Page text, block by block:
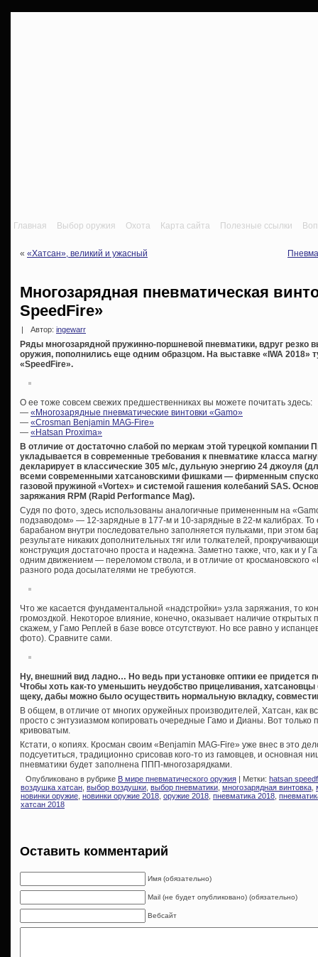
Главная Выбор оружия Охота Карта сайта Полезные ссылки
« «Хатсан», великий и ужасный
Многозарядная пневматическая
SpeedFire»
| Автор: ingewarr
Ряды многозарядной пружинно-поршневой пневматики, вдруг резко
оружия, пополнились еще одним образцом. На выставке «IWA 2018»
«SpeedFire».
О ее тоже совсем свежих предшественниках вы можете почитать здесь:
— «Многозарядные пневматические винтовки «Gamo»
— «Crosman Benjamin MAG-Fire»
— «Hatsan Proxima»
В отличие от достаточно слабой по меркам этой турецкой компании
укладывается в современные требования к пневматике класса
декларирует в классические 305 м/с, дульную энергию 24 джоуля
всеми современными хатсановскими фишками — фирменным
газовой пружиной «Vortex» и системой гашения колебаний SAS.
заряжания RPM (Rapid Performance Mag).
Судя по фото, здесь использованы аналогичные примененным на
подзаводом» — 12-зарядные в 177-м и 10-зарядные в 22-м калибрах. То
барабаном внутри последовательно заполняется пульками, при этом
результате никаких дополнительных тяг или толкателей,
конструкция достаточно проста и надежна. Заметно также, что, как и у
одним движением — переломом ствола, и в отличие от кросмановского
разного рода досылателями не требуются.
Что же касается фундаментальной «надстройки» узла заряжания, то
громоздкой. Некоторое влияние, конечно, оказывает наличие
скажем, у Гамо Реплей в базе вовсе отсутствуют. Но все равно у
фото). Сравните сами.
Ну, внешний вид ладно… Но ведь при установке оптики ее придется
Чтобы хоть как-то уменьшить неудобство прицеливания,
щеку, дабы можно было осуществить нормальную вкладку,
В общем, в отличие от многих оружейных производителей, Хатсан, как
просто с энтузиазмом копировать очередные Гамо и Дианы. Вот только
кривоватым.
Кстати, о копиях. Кросман своим «Benjamin MAG-Fire» уже внес в это
подсуетиться, традиционно срисовав кого-то из гамовцев, и основная
пневматики будет заполнена ППП-многозарядками.
Опубликовано в рубрике В мире пневматического оружия | Метки: hatsan
воздушка хатсан выбор воздушки выбор пневматики многозарядная винтовка
новинки оружие новинки оружие 2018 оружие 2018 пневматика 2018
хатсан 2018
Оставить комментарий
Имя (обязательно)
Mail (не будет опубликовано) (обязательно)
Вебсайт